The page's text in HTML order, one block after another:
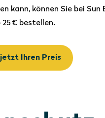
kann, können Sie bei
€ bestellen.
Ihren Preis